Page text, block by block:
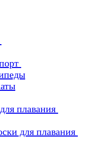
плавания
для плавания